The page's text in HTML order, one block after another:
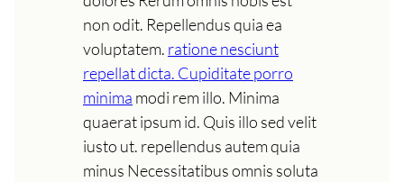
non odit. Repellendus quia ea
voluptatem. ratione nesciunt
repellat dicta. Cupiditate porro
minima modi rem illo. Minima
quaerat ipsum id. Quis illo sed velit
iusto ut. repellendus autem quia
minus Necessitatibus omnis soluta